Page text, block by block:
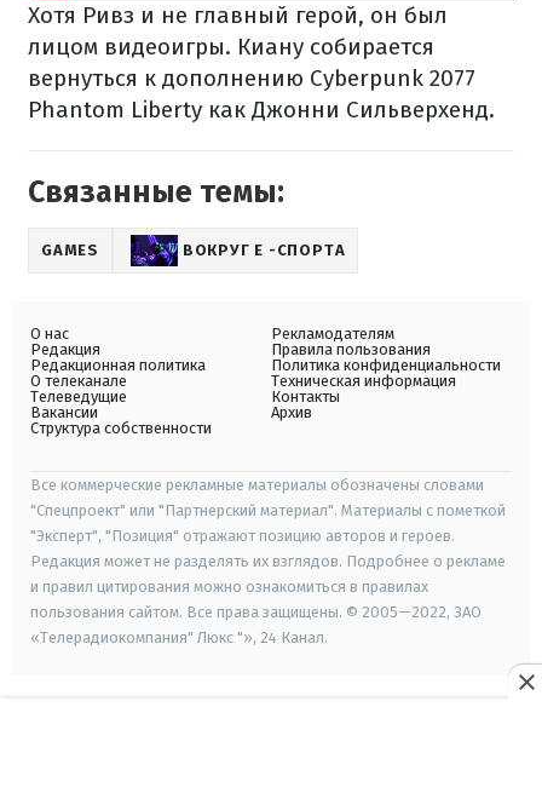
Хотя Ривз и не главный герой, он был
лицом видеоигры. Киану собирается
вернуться к дополнению Cyberpunk 2077
Phantom Liberty как Джонни Сильверхенд.
Связанные темы:
GAMES ВОКРУГ Е -СПОРТА
О нас
Редакция
Редакционная политика
О телеканале
Телеведущие
Вакансии
Структура собственности
Рекламодателям
Правила пользования
Политика конфиденциальности
Техническая информация
Контакты
Архив
Все коммерческие рекламные материалы обозначены словами
"Спецпроект" или "Партнерский материал". Материалы с пометкой
"Эксперт", "Позиция" отражают позицию авторов и героев.
Редакция может не разделять их взглядов. Подробнее о рекламе
и правил цитирования можно ознакомиться в правилах
пользования сайтом. Все права защищены. © 2005—2022, ЗАО
«Телерадиокомпания" Люкс "», 24 Канал.